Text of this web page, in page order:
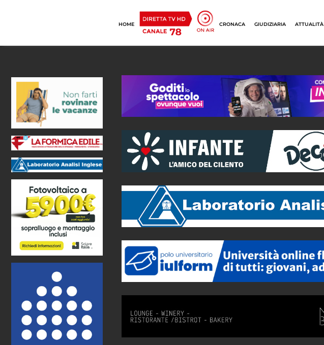
HOME CRONACA GIUDIZIARIA ATTUALITÀ